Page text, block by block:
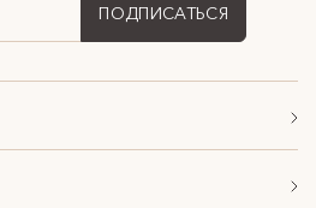
ПОДПИСАТЬСЯ